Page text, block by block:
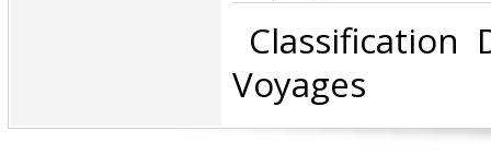
Classification
Voyages‎